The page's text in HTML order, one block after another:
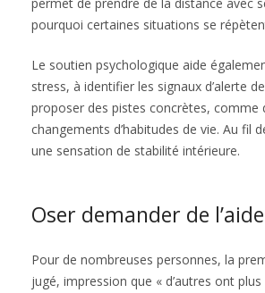
pourquoi certaines situations se
Le soutien psychologique aide
stress, à identifier les signaux d’alerte
proposer des pistes concrètes, comme
changements d’habitudes de vie. Au
une sensation de stabilité intérieure.
Oser demander de
Pour de nombreuses personnes, la
jugé, impression que « d’autres ont